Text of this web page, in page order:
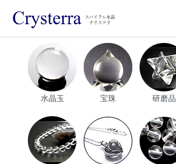
水晶玉 宝珠 研磨品